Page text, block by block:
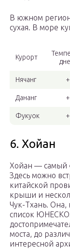
В южном
сухая. В море
Курорт
Нячанг
Дананг
Фукуок
6. Хойан
Хойан — самый
Здесь можно
китайской
крыши и
Чук-Тхань. Она,
список
моста, до
интересной